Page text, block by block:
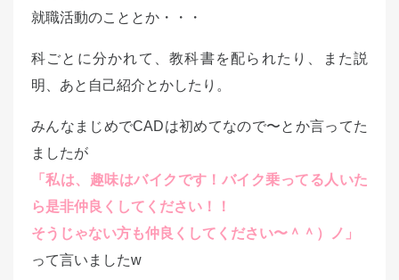
就職活動のこととか・・・
科ごとに分かれて、教科書を配られたり、また説
明、あと自己紹介とかしたり。
みんなまじめでCADは初めてなので〜とか言ってた
ましたが
「私は、趣味はバイクです！バイク乗ってる人いた
ら是非仲良くしてください！！
そうじゃない方も仲良くしてください〜＾＾）ノ」
って言いましたw